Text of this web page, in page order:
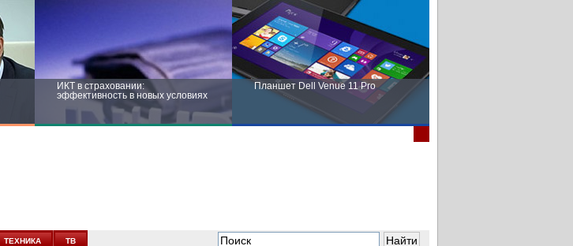
ИКТ в страховании:
эффективность в новых условиях
Планшет Dell Venue 11 Pro
новых условиях
ТЕХНИКА ТВ